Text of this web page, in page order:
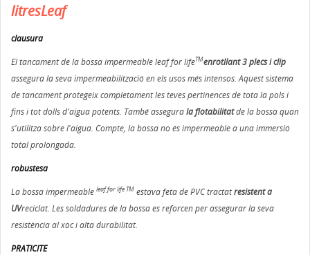
litresLeaf
clausura
El tancament de la bossa impermeable leaf for lifeTMenrotllant 3 plecs i clip
assegura la seva impermeabilització en els usos més intensos. Aquest sistema
de tancament protegeix completament les teves pertinences de tota la pols i
fins i tot dolls d'aigua potents. També assegurala flotabilitatde la bossa quan
s'utilitza sobre l'aigua. Compte, la bossa no és impermeable a una immersió
total prolongada.
robustesa
La bossa impermeable leaf for life TM estava feta de PVC tractatresistent a
UVreciclat. Les soldadures de la bossa es reforcen per assegurar la seva
resistència al xoc i alta durabilitat.
PRATICITE